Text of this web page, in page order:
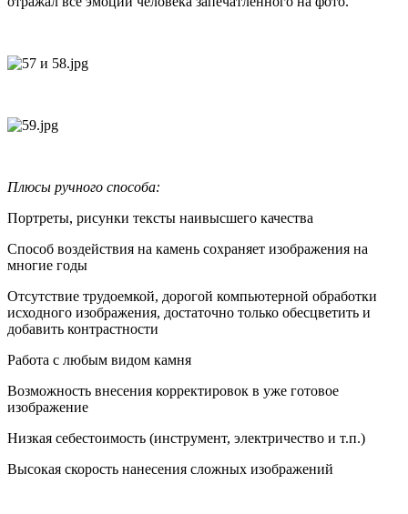
Плюсы ручного способа:
Портреты, рисунки тексты наивысшего качества
Способ воздействия на камень сохраняет изображения на
многие годы
Отсутствие трудоемкой, дорогой компьютерной обработки
исходного изображения, достаточно только обесцветить и
добавить контрастности
Работа с любым видом камня
Возможность внесения корректировок в уже готовое
изображение
Низкая себестоимость (инструмент, электричество и т.п.)
Высокая скорость нанесения сложных изображений